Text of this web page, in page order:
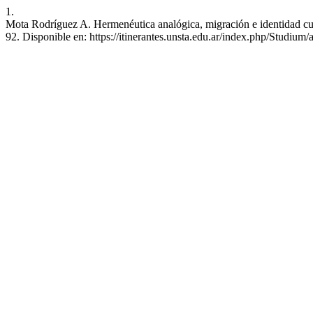
1.
Mota Rodríguez A. Hermenéutica analógica, migración e identidad
92. Disponible en: https://itinerantes.unsta.edu.ar/index.php/